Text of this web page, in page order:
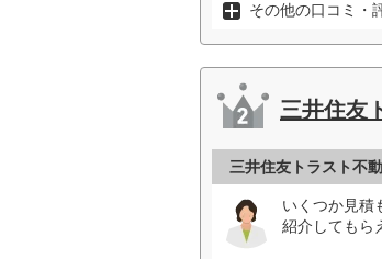
その他の口コミ・
三井住友
三井住友トラスト不
いくつか見積
紹介してもら